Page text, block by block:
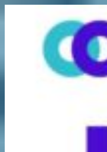
содержимому